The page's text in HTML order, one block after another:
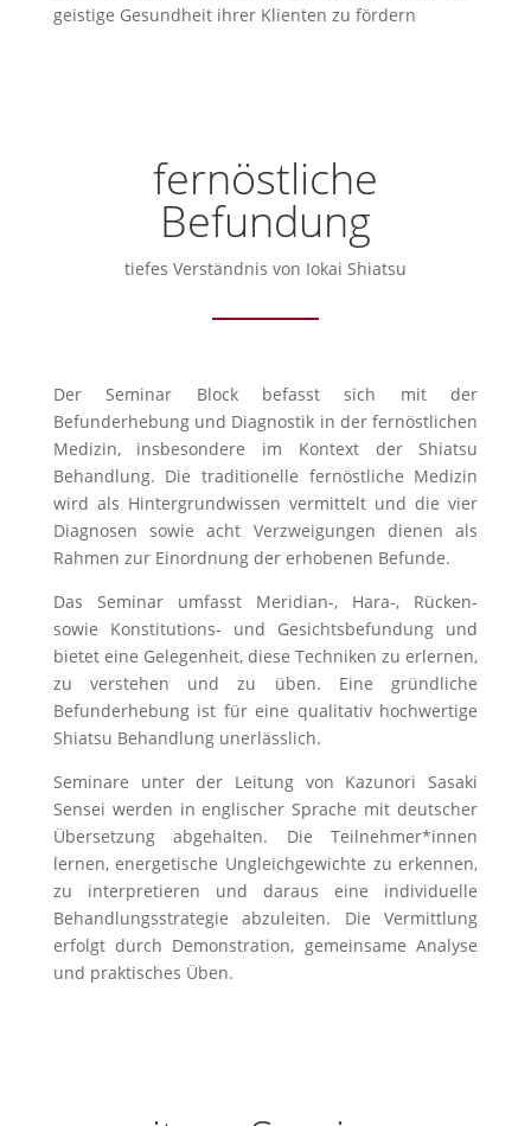
geistige Gesundheit ihrer Klienten zu fördern
fernöstliche
Befundung
tiefes Verständnis von Iokai Shiatsu
Der Seminar Block befasst sich mit der
Befunderhebung und Diagnostik in der fernöstlichen
Medizin, insbesondere im Kontext der Shiatsu
Behandlung. Die traditionelle fernöstliche Medizin
wird als Hintergrundwissen vermittelt und die vier
Diagnosen sowie acht Verzweigungen dienen als
Rahmen zur Einordnung der erhobenen Befunde.
Das Seminar umfasst Meridian-, Hara-, Rücken-
sowie Konstitutions- und Gesichtsbefundung und
bietet eine Gelegenheit, diese Techniken zu erlernen,
zu verstehen und zu üben. Eine gründliche
Befunderhebung ist für eine qualitativ hochwertige
Shiatsu Behandlung unerlässlich.
Seminare unter der Leitung von Kazunori Sasaki
Sensei werden in englischer Sprache mit deutscher
Übersetzung abgehalten. Die Teilnehmer*innen
lernen, energetische Ungleichgewichte zu erkennen,
zu interpretieren und daraus eine individuelle
Behandlungsstrategie abzuleiten. Die Vermittlung
erfolgt durch Demonstration, gemeinsame Analyse
und praktisches Üben.